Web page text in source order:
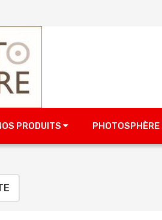
PRODUITS PHOTOSPHÈRE